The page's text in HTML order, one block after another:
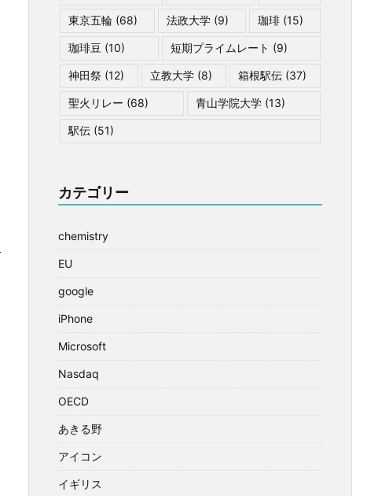
東京五輪 (68) 法政大学 (9) 珈琲 (15)
珈琲豆 (10) 短期プライムレート (9)
神田祭 (12) 立教大学 (8) 箱根駅伝 (37)
聖火リレー (68) 青山学院大学 (13)
駅伝 (51)
カテゴリー
chemistry
EU
google
iPhone
Microsoft
Nasdaq
OECD
あきる野
アイコン
イギリス